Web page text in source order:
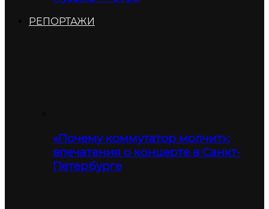
РЕПОРТАЖИ
«Почему коммутатор молчит»:
впечатения о концерте в Санкт-
Петербурге